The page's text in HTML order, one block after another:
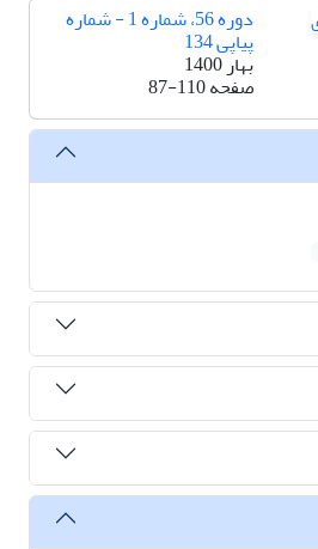
دوره 56، شماره 1 - شماره
پیاپی 134
بهار 1400
صفحه87-110